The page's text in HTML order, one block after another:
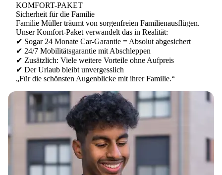
KOMFORT-PAKET
Sicherheit für die Familie
Familie Müller träumt von sorgenfreien Familienausflügen.
UnserKomfort-Paket verwandelt das in Realität:
✔ Sogar 24 Monate Car-Garantie = Absolut abgesichert
✔ 24/7 Mobilitätsgarantie mit Abschleppen
✔ Zusätzlich: Viele weitere Vorteile ohne Aufpreis
✔ Der Urlaub bleibt unvergesslich
„Für die schönsten Augenblicke mit ihrer Familie.“